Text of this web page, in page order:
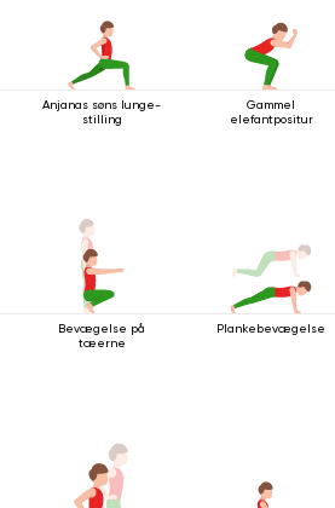
Anjanas søns lunge-
stilling
Gammel
elefantpositur
Bevægelse på
tæerne
Plankebevægelse